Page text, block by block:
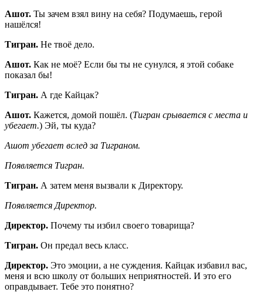
Ашот. Ты зачем взял вину на себя? Подумаешь, герой
нашёлся!
Тигран. Не твоё дело.
Ашот. Как не моё? Если бы ты не сунулся, я этой собаке
показал бы!
Тигран. А где Кайцак?
Ашот. Кажется, домой пошёл. (Тигран срывается с места и
убегает.) Эй, ты куда?
Ашот убегает вслед за Тиграном.
Появляется Тигран.
Тигран. А затем меня вызвали к Директору.
Появляется Директор.
Директор. Почему ты избил своего товарища?
Тигран. Он предал весь класс.
Директор. Это эмоции, а не суждения. Кайцак избавил вас,
меня и всю школу от больших неприятностей. И это его
оправдывает. Тебе это понятно?